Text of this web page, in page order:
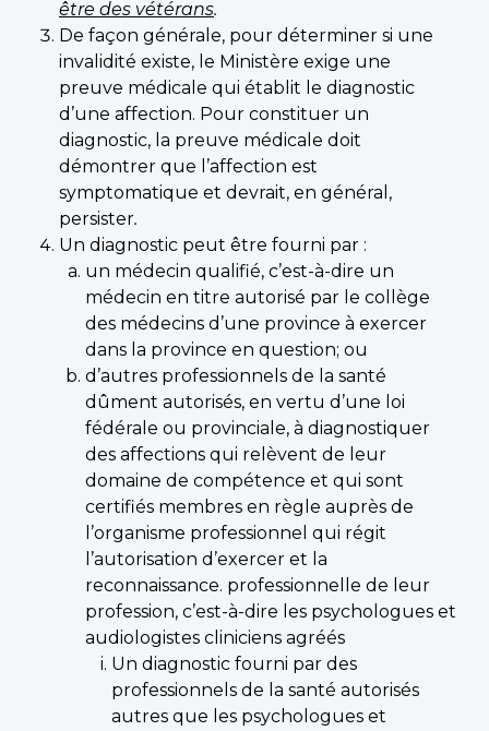
être des vétérans.
De façon générale, pour déterminer si une
invalidité existe, le Ministère exige une
preuve médicale qui établit le diagnostic
d’une affection. Pour constituer un
diagnostic, la preuve médicale doit
démontrer que l’affection est
symptomatique et devrait, en général,
persister.
Un diagnostic peut être fourni par :
un médecin qualifié, c’est-à-dire un
médecin en titre autorisé par le collège
des médecins d’une province à exercer
dans la province en question; ou
d’autres professionnels de la santé
dûment autorisés, en vertu d’une loi
fédérale ou provinciale, à diagnostiquer
des affections qui relèvent de leur
domaine de compétence et qui sont
certifiés membres en règle auprès de
l’organisme professionnel qui régit
l’autorisation d’exercer et la
reconnaissance. professionnelle de leur
profession, c’est-à-dire les psychologues et
audiologistes cliniciens agréés
Un diagnostic fourni par des
professionnels de la santé autorisés
autres que les psychologues et